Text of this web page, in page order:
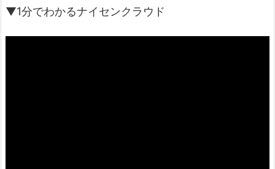
▼1分でわかるナイセンクラウド